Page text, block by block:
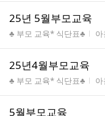
25년 5월부모교육
게시판명
♣ 부모 교육* 식단표♣ 작
25년4월부모교육
게시판명
♣ 부모 교육* 식단표♣ 작
5월부모교육